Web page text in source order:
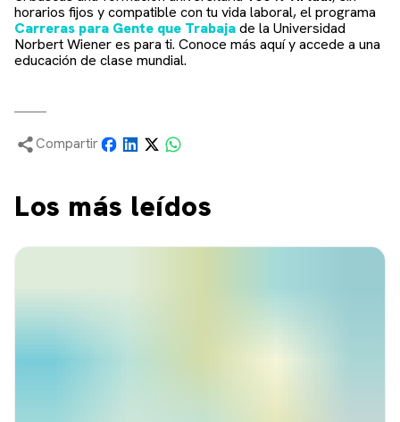
horarios fijos y compatible con tu vida laboral, el programa
Carreras para Gente que Trabajade la Universidad
Norbert Wiener es para ti. Conoce más aquí y accede a una
educación de clase mundial.
Compartir
Los más leídos